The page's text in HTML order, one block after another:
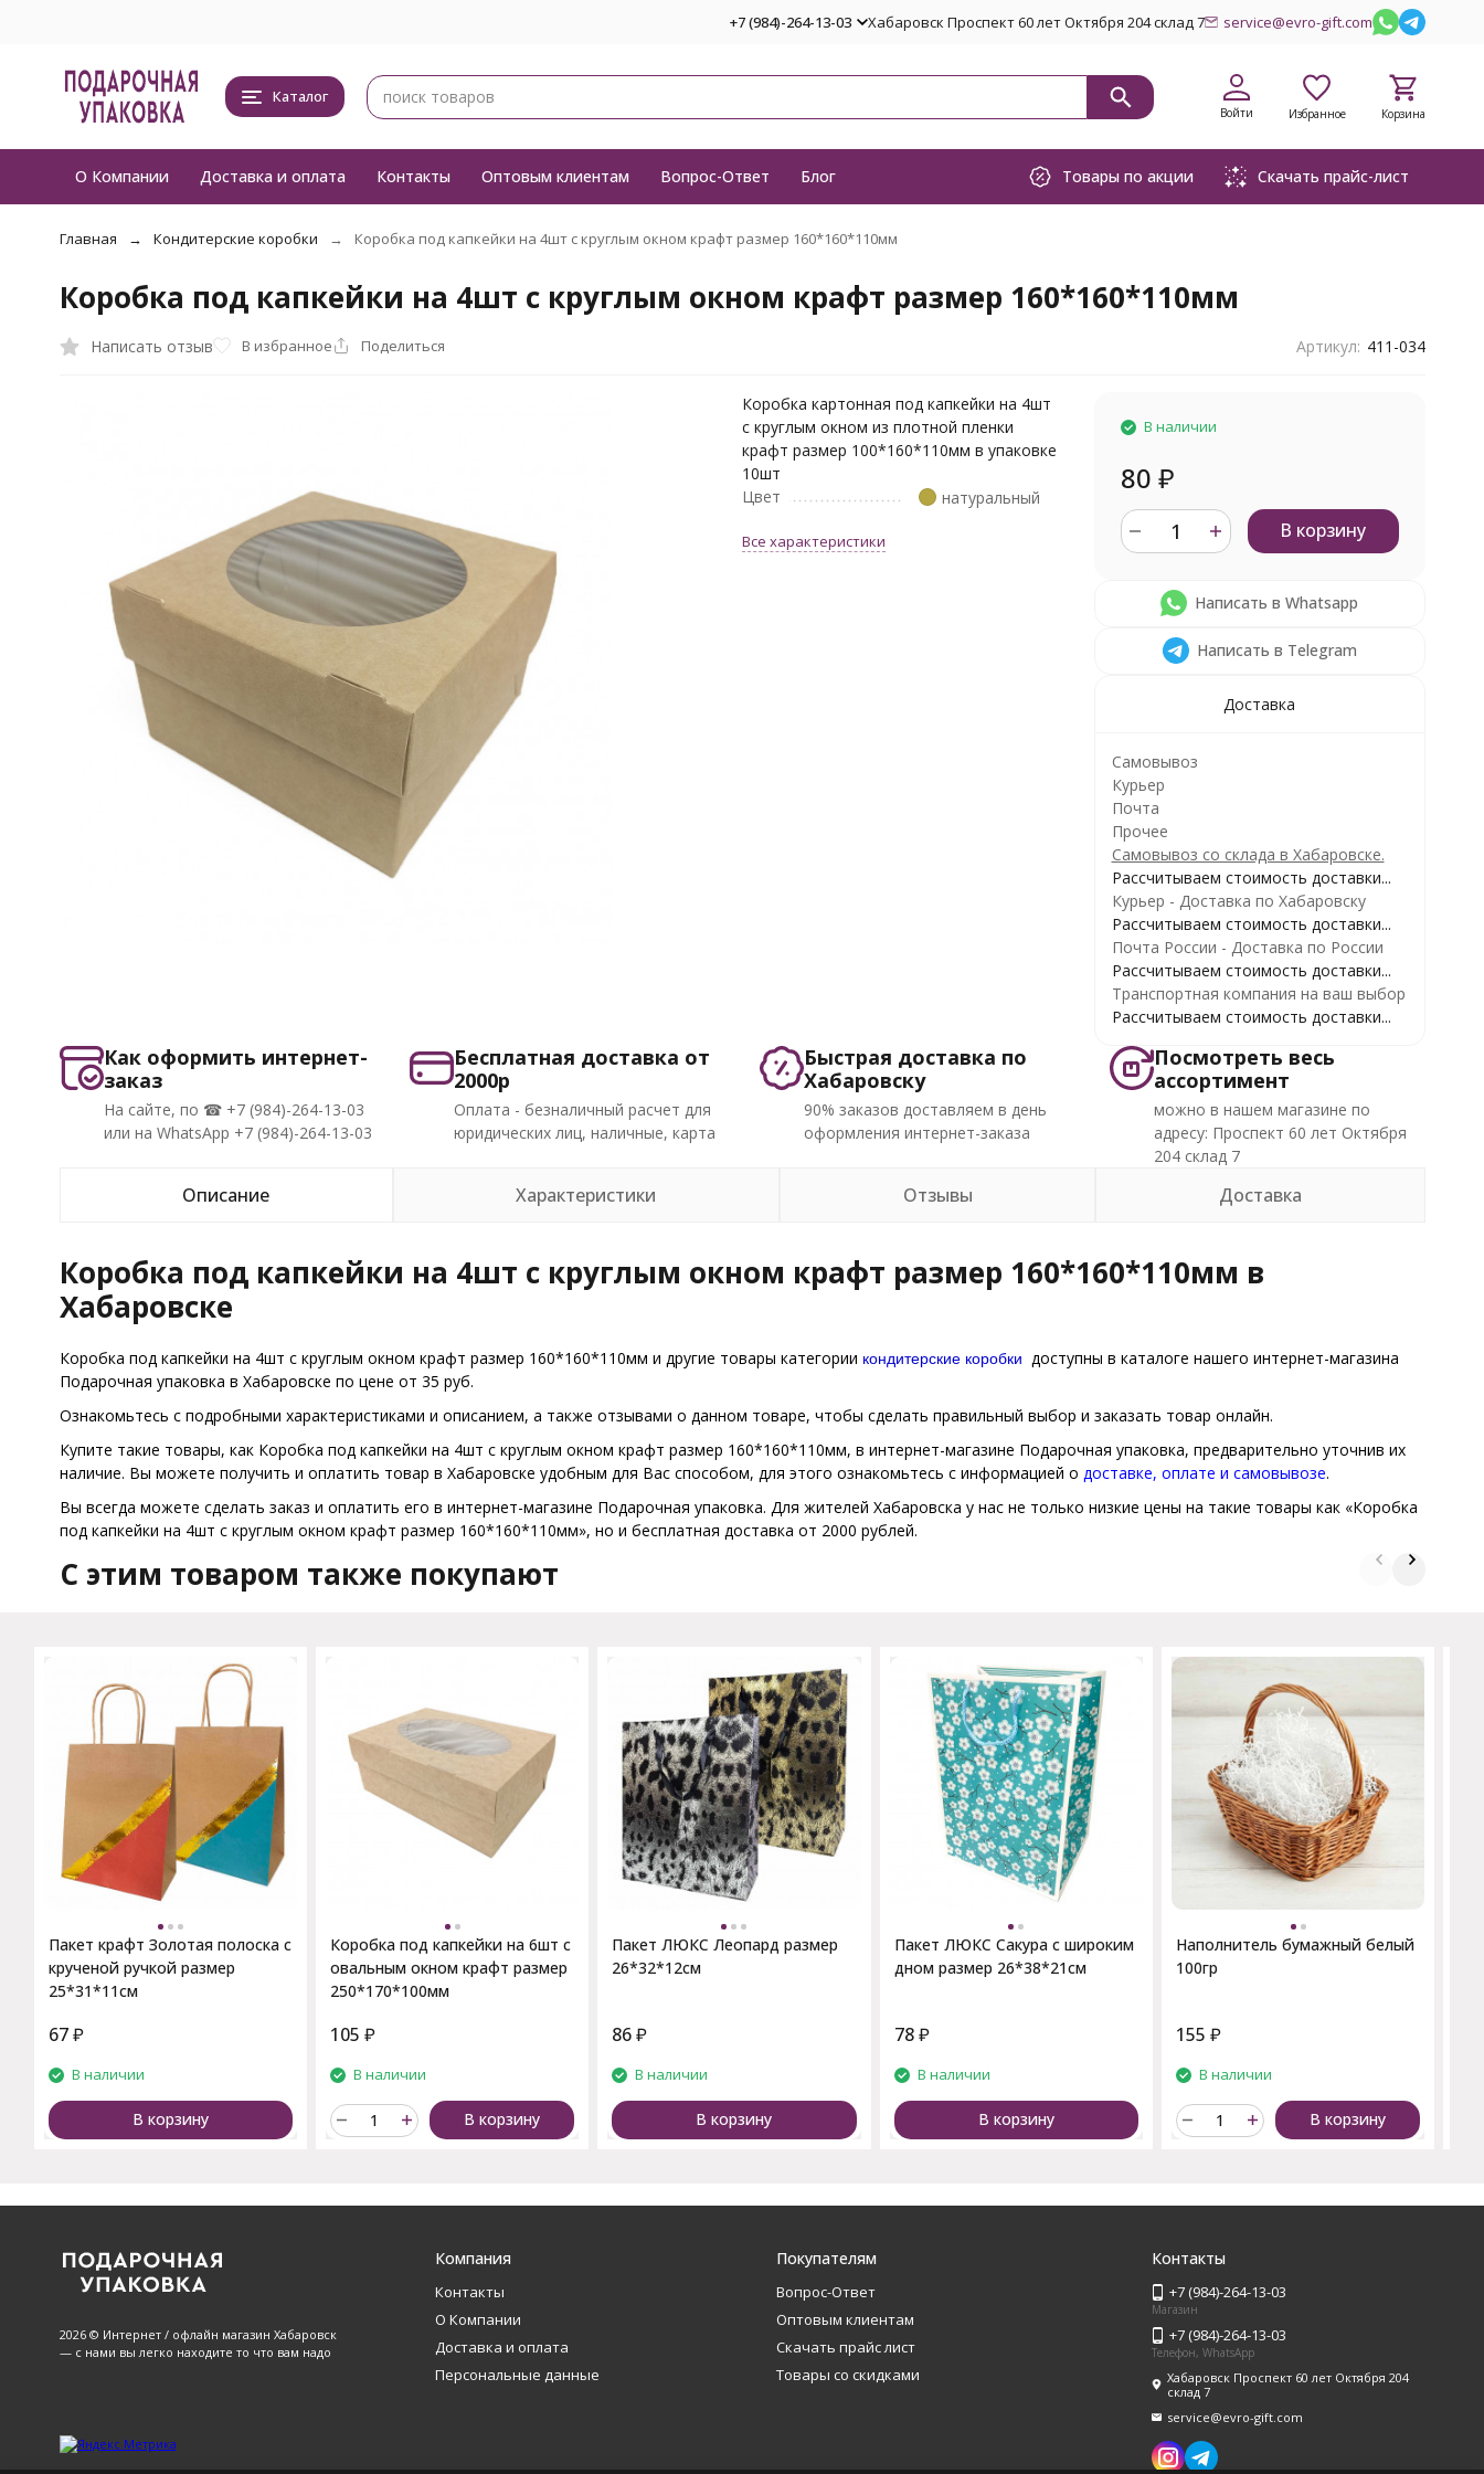
+7 (984)-264-13-03 Хабаровск Проспект 60 лет Октября 204 склад 7 service@evro-gift.com
Каталог
Войти Избранное Корзина
О Компании Доставка и оплата Контакты Оптовым клиентам Вопрос-Ответ Блог Товары по акции Скачать прайс-лист
Главная Кондитерские коробки Коробка под капкейки на 4шт с круглым окном крафт размер 160*160*110мм
Коробка под капкейки на 4шт с круглым окном крафт размер 160*160*110мм
Написать отзыв В избранное Поделиться Артикул: 411-034
Коробка картонная под капкейки на 4шт
с круглым окном из плотной пленки
крафт размер 100*160*110мм в упаковке
10шт
Цвет
натуральный
Все характеристики
В наличии
80 ₽
В корзину
Написать в Whatsapp
Написать в Telegram
Доставка
Самовывоз
Курьер
Почта
Прочее
Самовывоз со склада в Хабаровске.
Рассчитываем стоимость доставки...
Курьер - Доставка по Хабаровску
Рассчитываем стоимость доставки...
Почта России - Доставка по России
Рассчитываем стоимость доставки...
Транспортная компания на ваш выбор
Рассчитываем стоимость доставки...
Как оформить интернет-
заказ
На сайте, по ☎ +7 (984)-264-13-03
или на WhatsApp +7 (984)-264-13-03
Бесплатная доставка от
2000р
Оплата - безналичный расчет для
юридических лиц, наличные, карта
Быстрая доставка по
Хабаровску
90% заказов доставляем в день
оформления интернет-заказа
Посмотреть весь
ассортимент
можно в нашем магазине по
адресу: Проспект 60 лет Октября
204 склад 7
Описание Характеристики Отзывы Доставка
Коробка под капкейки на 4шт с круглым окном крафт размер 160*160*110мм в
Хабаровске
Коробка под капкейки на 4шт с круглым окном крафт размер 160*160*110мм и другие товары категории кондитерские коробки доступны в каталоге нашего интернет-магазина
Подарочная упаковка в Хабаровске по цене от 35 руб.
Ознакомьтесь с подробными характеристиками и описанием, а также отзывами о данном товаре, чтобы сделать правильный выбор и заказать товар онлайн.
Купите такие товары, как Коробка под капкейки на 4шт с круглым окном крафт размер 160*160*110мм, в интернет-магазине Подарочная упаковка, предварительно уточнив их
наличие. Вы можете получить и оплатить товар в Хабаровске удобным для Вас способом, для этого ознакомьтесь с информацией о доставке, оплате и самовывозе.
Вы всегда можете сделать заказ и оплатить его в интернет-магазине Подарочная упаковка. Для жителей Хабаровска у нас не только низкие цены на такие товары как «Коробка
под капкейки на 4шт с круглым окном крафт размер 160*160*110мм», но и бесплатная доставка от 2000 рублей.
C этим товаром также покупают
Пакет крафт Золотая полоска с
крученой ручкой размер
25*31*11см
67 ₽
В наличии
В корзину
Коробка под капкейки на 6шт с
овальным окном крафт размер
250*170*100мм
105 ₽
В наличии
В корзину
Пакет ЛЮКС Леопард размер
26*32*12см
86₽
В наличии
В корзину
Пакет ЛЮКС Сакура с широким
дном размер 26*38*21см
78₽
В наличии
В корзину
Наполнитель бумажный белый
100гр
155 ₽
В наличии
В корзину
2026 © Интернет / офлайн магазин Хабаровск
— с нами вы легко находите то что вам надо
Компания
Контакты
О Компании
Доставка и оплата
Персональные данные
Покупателям
Вопрос-Ответ
Оптовым клиентам
Скачать прайс лист
Товары со скидками
Контакты
+7 (984)-264-13-03
Магазин
+7 (984)-264-13-03
Телефон, WhatsApp
Хабаровск Проспект 60 лет Октября 204
склад 7
service@evro-gift.com